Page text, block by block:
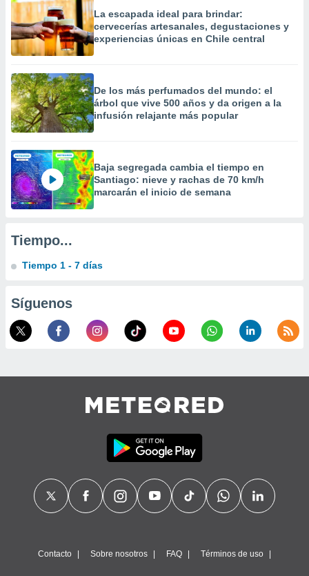
publicidad
publicidad
de
1199
La escapada ideal para brindar:
cervecerías artesanales, degustaciones y
experiencias únicas en Chile central
De los más perfumados del mundo: el
árbol que vive 500 años y da origen a la
infusión relajante más popular
Baja segregada cambia el tiempo en
Santiago: nieve y rachas de 70 km/h
marcarán el inicio de semana
Tiempo...
Tiempo 1 - 7 días
Síguenos
Contacto Sobre nosotros FAQ Términos de uso